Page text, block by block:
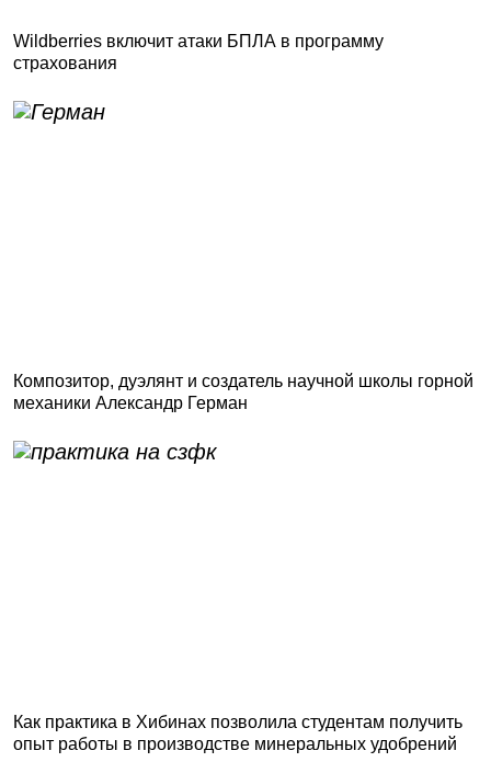
Wildberries включит атаки БПЛА в программу
страхования
Композитор, дуэлянт и создатель научной школы горной
механики Александр Герман
Как практика в Хибинах позволила студентам получить
опыт работы в производстве минеральных удобрений